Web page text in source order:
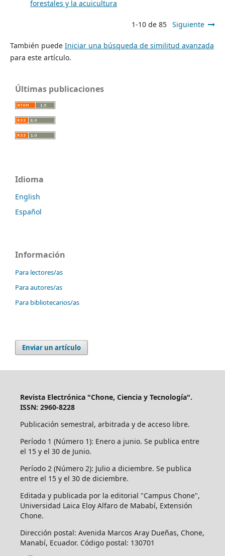
forestales y la acuicultura
1-10 de 85 Siguiente
También puede Iniciar una búsqueda de similitud avanzada
para este artículo.
Últimas publicaciones
Idioma
English
Español
Información
Para lectores/as
Para autores/as
Para bibliotecarios/as
Enviar un artículo
Revista Electrónica "Chone, Ciencia y Tecnología".
ISSN: 2960-8228
Publicación semestral, arbitrada y de acceso libre.
Período 1 (Número 1): Enero a junio. Se publica entre
el 15 y el 30 de Junio.
Período 2 (Número 2): Julio a diciembre. Se publica
entre el 15 y el 30 de diciembre.
Editada y publicada por la editorial "Campus Chone",
Universidad Laica Eloy Alfaro de Mababí, Extensión
Chone.
Dirección postal: Avenida Marcos Aray Dueñas, Chone,
Manabí, Ecuador. Código postal: 130701